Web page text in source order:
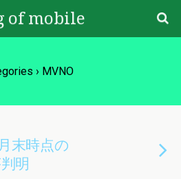
of mobile
› MVNO
末時点の
明